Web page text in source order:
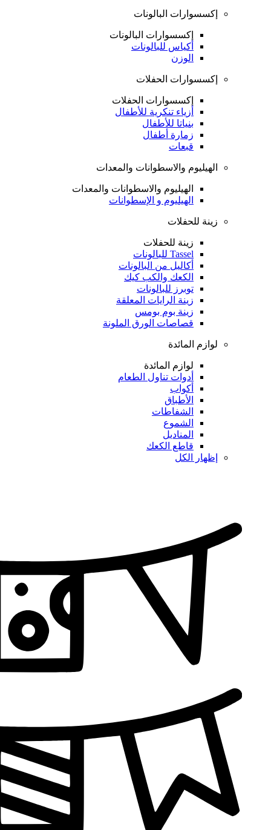
إكسسوارات البالونات
إكسسوارات البالونات
أكياس للبالونات
الوزن
إكسسوارات الحفلات
إكسسوارات الحفلات
أزياء تنكرية للأطفال
بنياتا للأطفال
زمارة أطفال
قبعات
الهيليوم والاسطوانات والمعدات
الهيليوم والاسطوانات والمعدات
الهيليوم و الإسطوانات
زينة للحفلات
زينة للحفلات
Tassel للبالونات
أكاليل من البالونات
الكعك والكب كيك
توبرز للبالونات
زينة الرايات المعلقة
زينة بوم بومس
قصاصات الورق الملونة
لوازم المائدة
لوازم المائدة
أدوات تناول الطعام
أكواب
الأطباق
الشفاطات
الشموع
المناديل
قاطع الكعك
إظهار الكل